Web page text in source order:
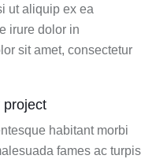
ut aliquip ex ea
irure dolor in
sit amet, consectetur
project
habitant morbi
fames ac turpis